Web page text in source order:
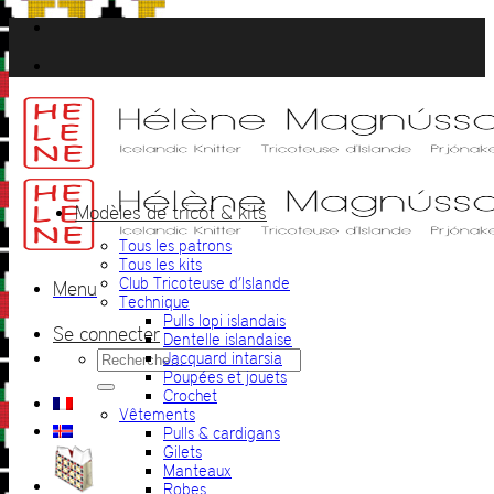
Passer
au
contenu
Menu
Se connecter
Recherche
pour :
Modèles de tricot & kits
Tous les patrons
Tous les kits
Club Tricoteuse d’Islande
Technique
Pulls lopi islandais
Dentelle islandaise
Jacquard intarsia
Poupées et jouets
Crochet
Vêtements
Pulls & cardigans
Gilets
Manteaux
Robes